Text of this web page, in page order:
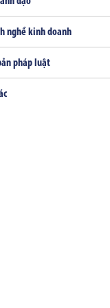
nghề kinh doanh
pháp luật